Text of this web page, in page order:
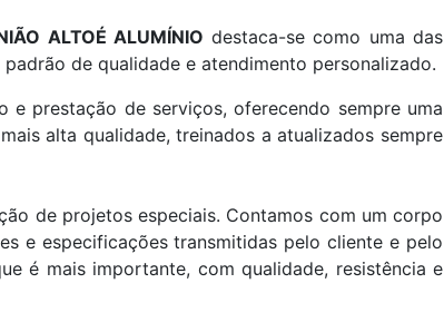
ALTOÉ ALUMÍNIO destaca-se como uma das
de qualidade e atendimento personalizado.
prestação de serviços, oferecendo sempre uma
alta qualidade, treinados a atualizados sempre
de projetos especiais. Contamos com um corpo
e especificações transmitidas pelo cliente e pelo
é mais importante, com qualidade, resistência e